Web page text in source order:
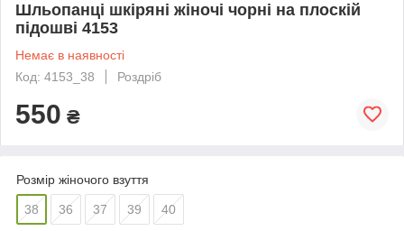
Шльопанці шкіряні жіночі чорні на плоскій
підошві 4153
Немає в наявності
Код: 4153_38
Роздріб
550 ₴
Розмір жіночого взуття
38 36 37 39 40